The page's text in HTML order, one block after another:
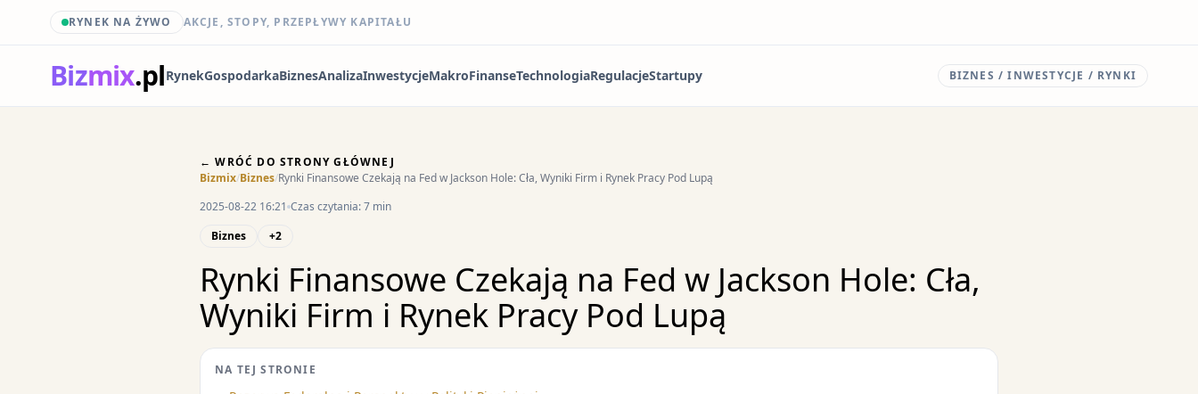
RYNEK NA ŻYWO AKCJE, STOPY, PRZEPŁYWY KAPITAŁU
Bizmix.plRynekGospodarkaBiznesAnalizaInwestycjeMakroFinanseTechnologiaRegulacjeStartupy BIZNES / INWESTYCJE / RYNKI
← WRÓĆ DO STRONY GŁÓWNEJ
Bizmix/Biznes/Rynki Finansowe Czekają na Fed w Jackson Hole: Cła, Wyniki Firm i Rynek Pracy Pod Lupą
2025-08-22 16:21 Czas czytania: 7 min
Biznes
+2
Rynki Finansowe Czekają na Fed w Jackson Hole: Cła,
Wyniki Firm i Rynek Pracy Pod Lupą
NA TEJ STRONIE